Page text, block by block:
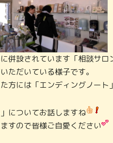
併設されています「相談サロ
ただいている様子です。
方には「エンディングノート
についてお話しますね
すので皆様ご自愛ください